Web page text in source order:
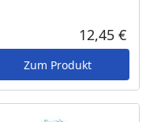
12,45 €
Zum Produkt